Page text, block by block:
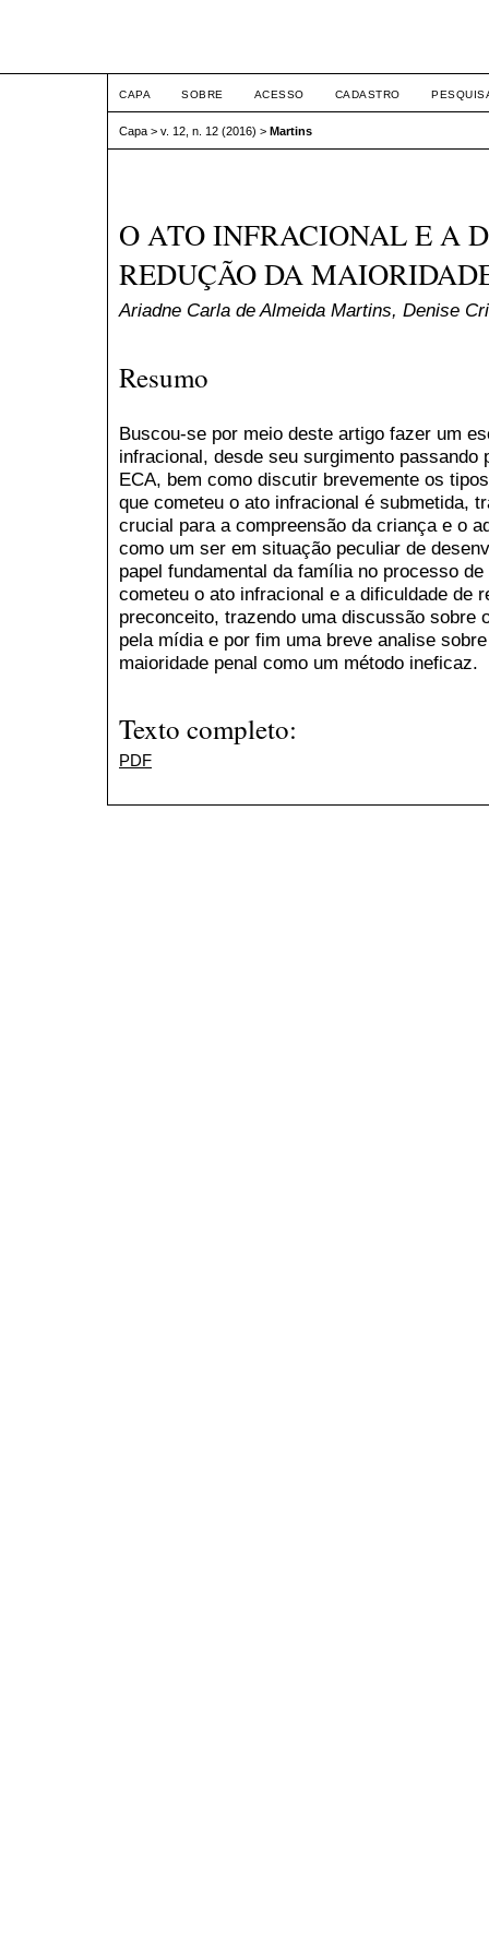
CAPA SOBRE ACESSO CADASTRO
Capa > v. 12, n. 12 (2016) > Martins
O ATO INFRACIONAL E A
REDUÇÃO DA
Ariadne Carla de Almeida Martins, Denise
Resumo
Buscou-se por meio deste artigo fazer um
infracional, desde seu surgimento passando
ECA, bem como discutir brevemente os
que cometeu o ato infracional é submetida,
crucial para a compreensão da criança e o
como um ser em situação peculiar de
papel fundamental da família no processo
cometeu o ato infracional e a dificuldade de
preconceito, trazendo uma discussão sobre
pela mídia e por fim uma breve analise
maioridade penal como um método ineficaz.
Texto completo:
PDF